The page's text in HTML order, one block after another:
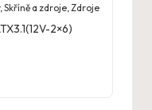
,Skříně a zdroje Zdroje
2×6)